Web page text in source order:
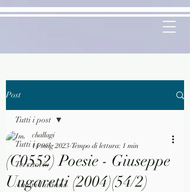
Post
Tutti i post
Territorio
Autori Italiani
Tutti i post
(C0552) Poesie - Giuseppe
Ungaretti (2004)(54/2)
challagi
14 mag 2023 Tempo di lettura: 1 min